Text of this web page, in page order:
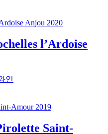
l’Ardoise
인
Saint-